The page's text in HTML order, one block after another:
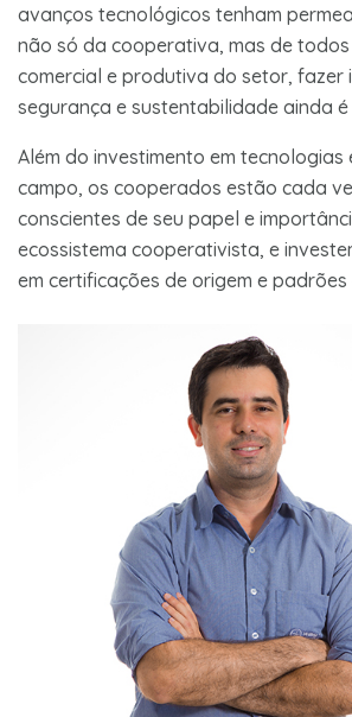
avanços tecnológicos tenham
não só da cooperativa, mas de
comercial e produtiva do setor, fazer
segurança e sustentabilidade ainda é
Além do investimento em tecnologias
campo, os cooperados estão cada
conscientes de seu papel e
ecossistema cooperativista, e
em certificações de origem e